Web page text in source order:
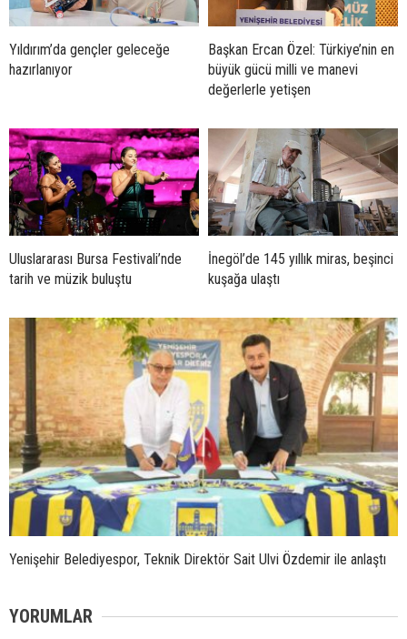
Yıldırım’da gençler geleceğe
hazırlanıyor
Başkan Ercan Özel: Türkiye’nin en
büyük gücü milli ve manevi
değerlerle yetişen
Uluslararası Bursa Festivali’nde
tarih ve müzik buluştu
İnegöl’de 145 yıllık miras, beşinci
kuşağa ulaştı
Yenişehir Belediyespor, Teknik Direktör Sait Ulvi Özdemir ile anlaştı
YORUMLAR